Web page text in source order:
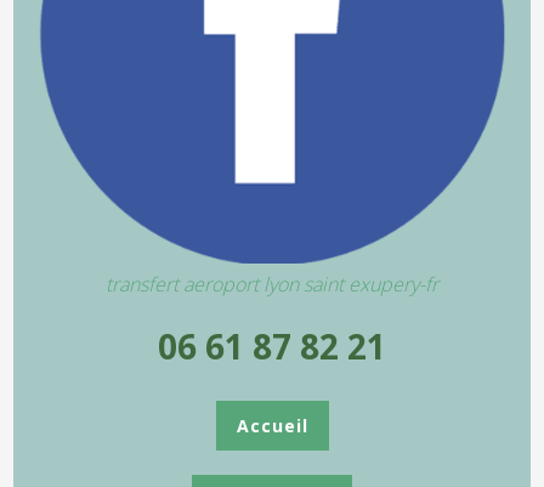
transfert aeroport lyon saint exupery-fr
06 61 87 82 21
Accueil